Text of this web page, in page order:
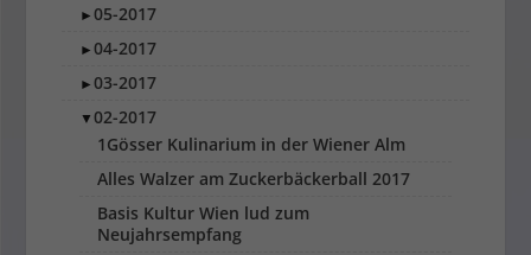
►05-2017
►04-2017
►03-2017
▼02-2017
1Gösser Kulinarium in der Wiener Alm
Alles Walzer am Zuckerbäckerball 2017
Basis Kultur Wien lud zum
Neujahrsempfang